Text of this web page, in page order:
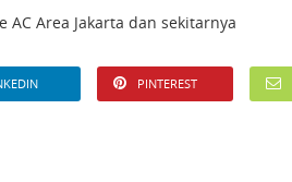
AC Area Jakarta dan sekitarnya
PINTEREST